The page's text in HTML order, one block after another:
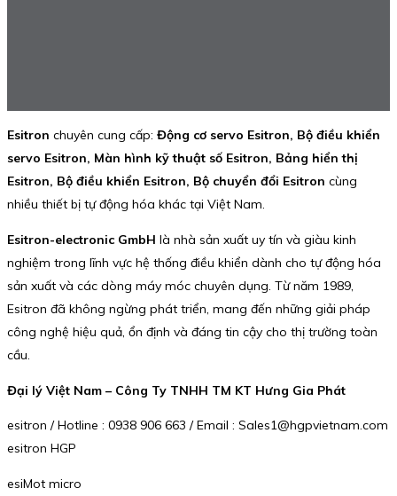
Esitron chuyên cung cấp: Động cơ servo Esitron, Bộ điều khiển
servo Esitron, Màn hình kỹ thuật số Esitron, Bảng hiển thị
Esitron, Bộ điều khiển Esitron, Bộ chuyển đổi Esitron cùng
nhiều thiết bị tự động hóa khác tại Việt Nam.
Esitron-electronic GmbH là nhà sản xuất uy tín và giàu kinh
nghiệm trong lĩnh vực hệ thống điều khiển dành cho tự động hóa
sản xuất và các dòng máy móc chuyên dụng. Từ năm 1989,
Esitron đã không ngừng phát triển, mang đến những giải pháp
công nghệ hiệu quả, ổn định và đáng tin cậy cho thị trường toàn
cầu.
Đại lý Việt Nam – Công Ty TNHH TM KT Hưng Gia Phát
esitron / Hotline : 0938 906 663 / Email : Sales1@hgpvietnam.com
esitron HGP
esiMot micro